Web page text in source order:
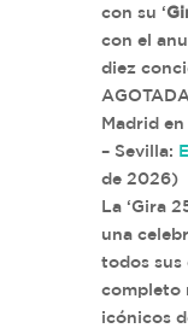
con su ‘
con el
diez
Madrid
– Sevilla:
de 2026)
La ‘Gira
una
todos sus
completo
icónicos